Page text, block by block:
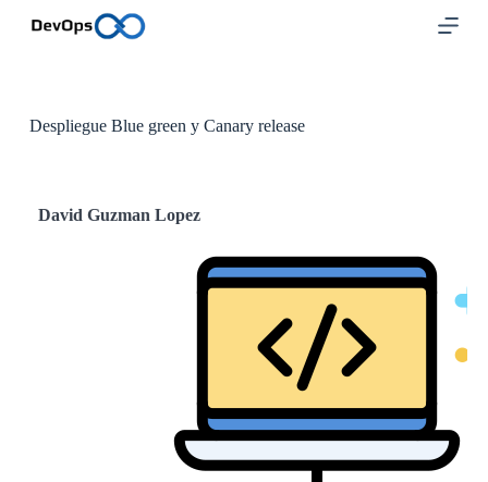
Despliegue Blue green y Canary release
David Guzman Lopez